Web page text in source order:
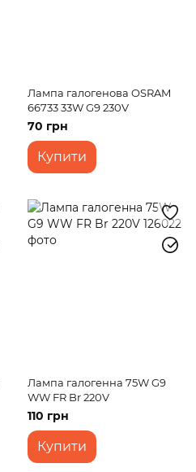
Лампа галогенова OSRAM
66733 33W G9 230V
70 грн
Купити
Лампа галогенна 75W G9
WW FR Br 220V
110 грн
Купити